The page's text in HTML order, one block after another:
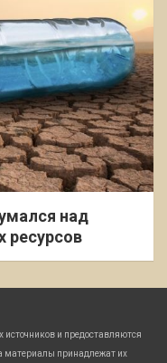
над
ресурсов
и предоставляются
материалы принадлежат их